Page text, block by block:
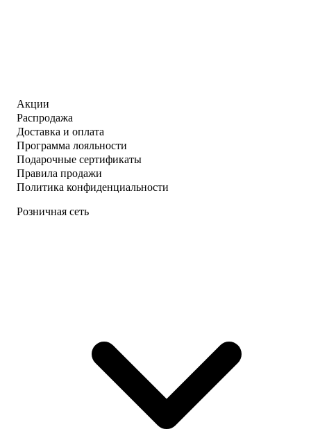
Акции
Распродажа
Доставка и оплата
Программа лояльности
Подарочные сертификаты
Правила продажи
Политика конфиденциальности
Розничная сеть